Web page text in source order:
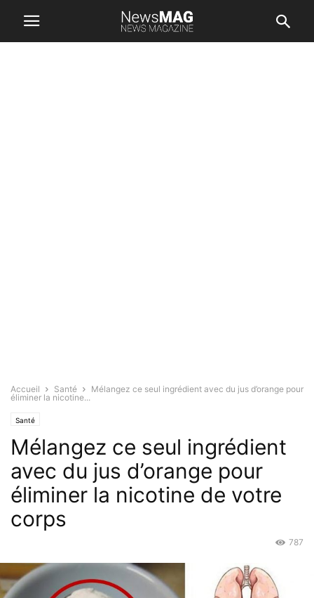
Accueil Santé
Mélangez ce seul ingrédient avec du jus d’orange pour
éliminer la nicotine...
Santé
Mélangez ce seul ingrédient
avec du jus d’orange pour
éliminer la nicotine de votre
corps
787